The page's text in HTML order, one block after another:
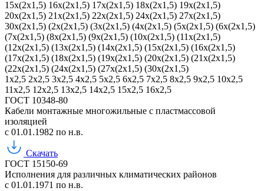
15х(2х1,5) 16х(2х1,5) 17х(2х1,5) 18х(2х1,5) 19х(2х1,5)
20х(2х1,5) 21х(2х1,5) 22х(2х1,5) 24х(2х1,5) 27х(2х1,5)
30х(2х1,5) (2х(2х1,5) (3х(2х1,5) (4х(2х1,5) (5х(2х1,5) (6х(2х1,5)
(7х(2х1,5) (8х(2х1,5) (9х(2х1,5) (10х(2х1,5) (11х(2х1,5)
(12х(2х1,5) (13х(2х1,5) (14х(2х1,5) (15х(2х1,5) (16х(2х1,5)
(17х(2х1,5) (18х(2х1,5) (19х(2х1,5) (20х(2х1,5) (21х(2х1,5)
(22х(2х1,5) (24х(2х1,5) (27х(2х1,5) (30х(2х1,5)
1х2,5 2х2,5 3х2,5 4х2,5 5х2,5 6х2,5 7х2,5 8х2,5 9х2,5 10х2,5
11х2,5 12х2,5 13х2,5 14х2,5 15х2,5 16х2,5
ГОСТ 10348-80
Кабели монтажные многожильные с пластмассовой
изоляцией
с 01.01.1982 по н.в.
Скачать
ГОСТ 15150-69
Исполнения для различных климатических районов
с 01.01.1971 по н.в.